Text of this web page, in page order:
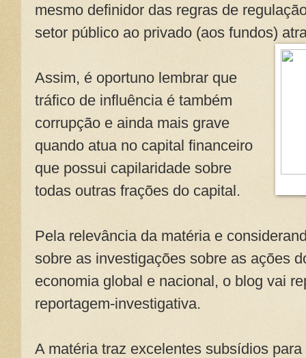
mesmo definidor das regras de
setor público ao privado (aos fundos)
Assim, é oportuno lembrar que
tráfico de influência é também
corrupção e ainda mais grave
quando atua no capital financeiro
que possui capilaridade sobre
todas outras frações do capital.
Pela relevância da matéria e
sobre as investigações sobre as ações
economia global e nacional, o blog vai
reportagem-investigativa.
A matéria traz excelentes subsídios